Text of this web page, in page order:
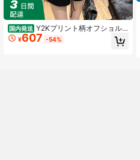
国内発送 Y2Kプリント柄オフショル
ダー半袖Tシャツ（レディース）、夏
服、2026年新作、ファッショナブル
¥607 -54%